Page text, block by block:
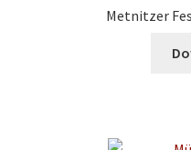
Metnitzer